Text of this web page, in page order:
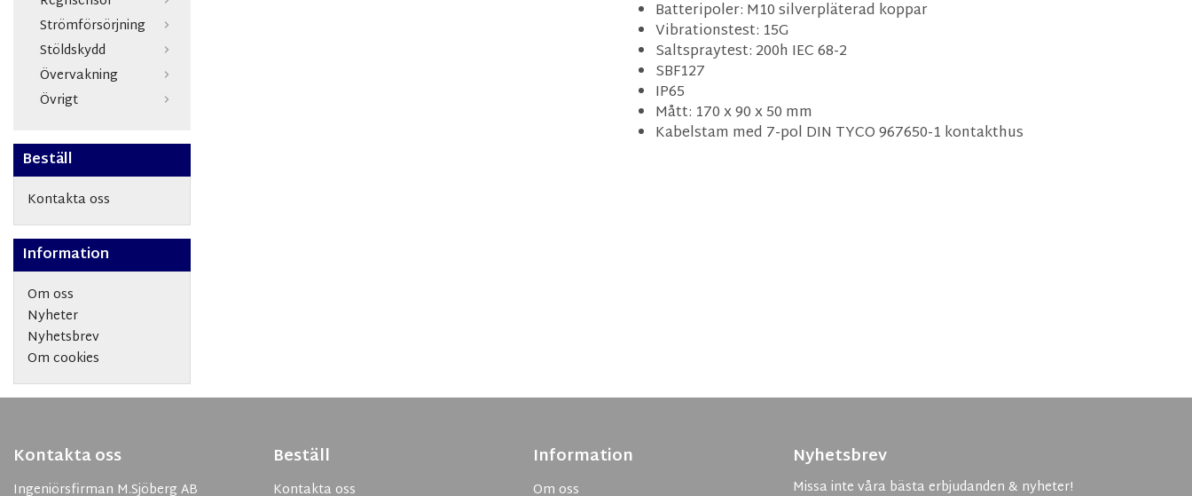
Strömförsörjning
Stöldskydd
Övervakning
Övrigt
Beställ
Kontakta oss
Information
Om oss
Nyheter
Nyhetsbrev
Om cookies
Batteripoler: M10 silverpläterad koppar
Vibrationstest: 15G
Saltspraytest: 200h IEC 68-2
SBF127
IP65
Mått: 170 x 90 x 50 mm
Kabelstam med 7-pol DIN TYCO 967650-1 kontakthus
Kontakta oss
Ingeniörsfirman M.Sjöberg AB
Beställ
Kontakta oss
Information
Om oss
Nyhetsbrev
Missa inte våra bästa erbjudanden & nyheter!